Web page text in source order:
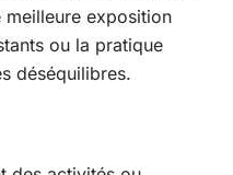
meilleure exposition
ou la pratique
déséquilibres.